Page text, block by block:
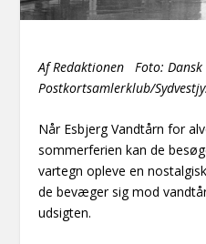
Af Redaktionen Foto: Dansk
Postkortsamlerklub/
Når Esbjerg Vandtårn for
sommerferien kan de
vartegn opleve en
de bevæger sig mod
udsigten.